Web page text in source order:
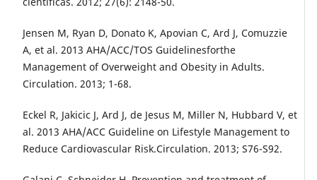
Jensen M, Ryan D, Donato K, Apovian C, Ard J, Comuzzie
A, et al. 2013 AHA/ACC/TOS Guidelinesforthe
Management of Overweight and Obesity in Adults.
Circulation. 2013; 1-68.
Eckel R, Jakicic J, Ard J, de Jesus M, Miller N, Hubbard V, et
al. 2013 AHA/ACC Guideline on Lifestyle Management to
Reduce Cardiovascular Risk.Circulation. 2013; S76-S92.